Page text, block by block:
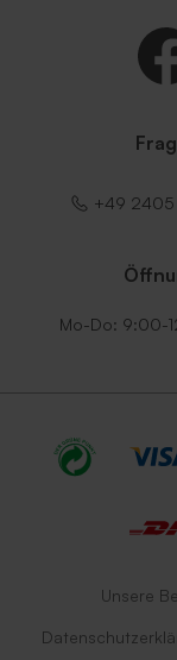
+49
Mo-Do: 9:00-
Unsere